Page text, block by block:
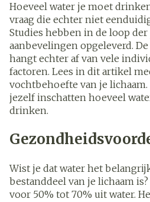
Hoeveel water je moet
vraag die echter niet
Studies hebben in de loop
aanbevelingen opgeleverd.
hangt echter af van vele
factoren. Lees in dit artikel
vochtbehoefte van je
jezelf inschatten hoeveel
drinken.
Wist je dat water het
bestanddeel van je lichaam
voor 50% tot 70% uit water.